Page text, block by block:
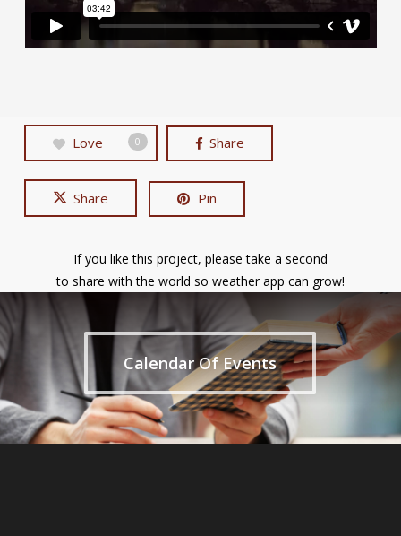
Love 0 Share
Share Pin
If you like this project, please take a second
to share with the world so weather app can grow!
Calendar Of Events